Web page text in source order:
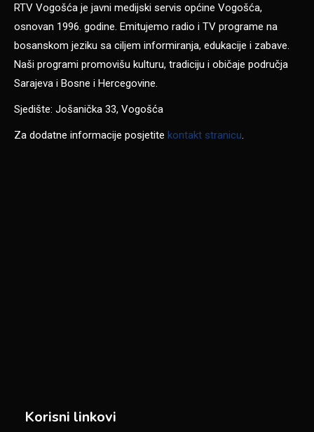
RTV Vogošća je javni medijski servis općine Vogošća,
osnovan 1996. godine. Emitujemo radio i TV programe na
bosanskom jeziku sa ciljem informiranja, edukacije i zabave.
Naši programi promovišu kulturu, tradiciju i običaje područja
Sarajeva i Bosne i Hercegovine.
Sjedište: Jošanička 33, Vogošća
Za dodatne informacije posjetite kontakt stranicu.
Korisni linkovi